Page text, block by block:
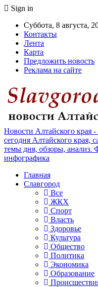
Sign in
Суббота, 8 августа,
Контакты
Лента
Карта
Предложить новость
Реклама на сайте
Новости Алтайского края
сегодня Алтайского края,
темы дня, обзоры, анализ.
инфографика
Главная
Славгород
Все
ЖКХ
Спорт
Власть
Здоровье
Культура
Общество
Политика
Экономика
Образование